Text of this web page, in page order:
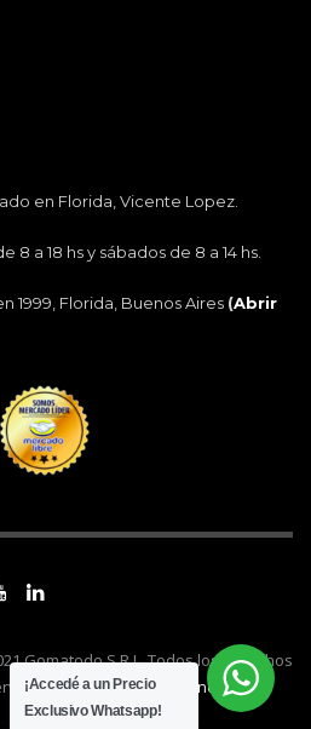
en Florida, Vicente Lopez.
8 a 18 hs y sábados de 8 a 14 hs.
1999, Florida, Buenos Aires (Abrir
Gomatodo S.R.L. Todos los derechos
| Realizado por
cónclave.
¡Accedé a un Precio
Exclusivo Whatsapp!